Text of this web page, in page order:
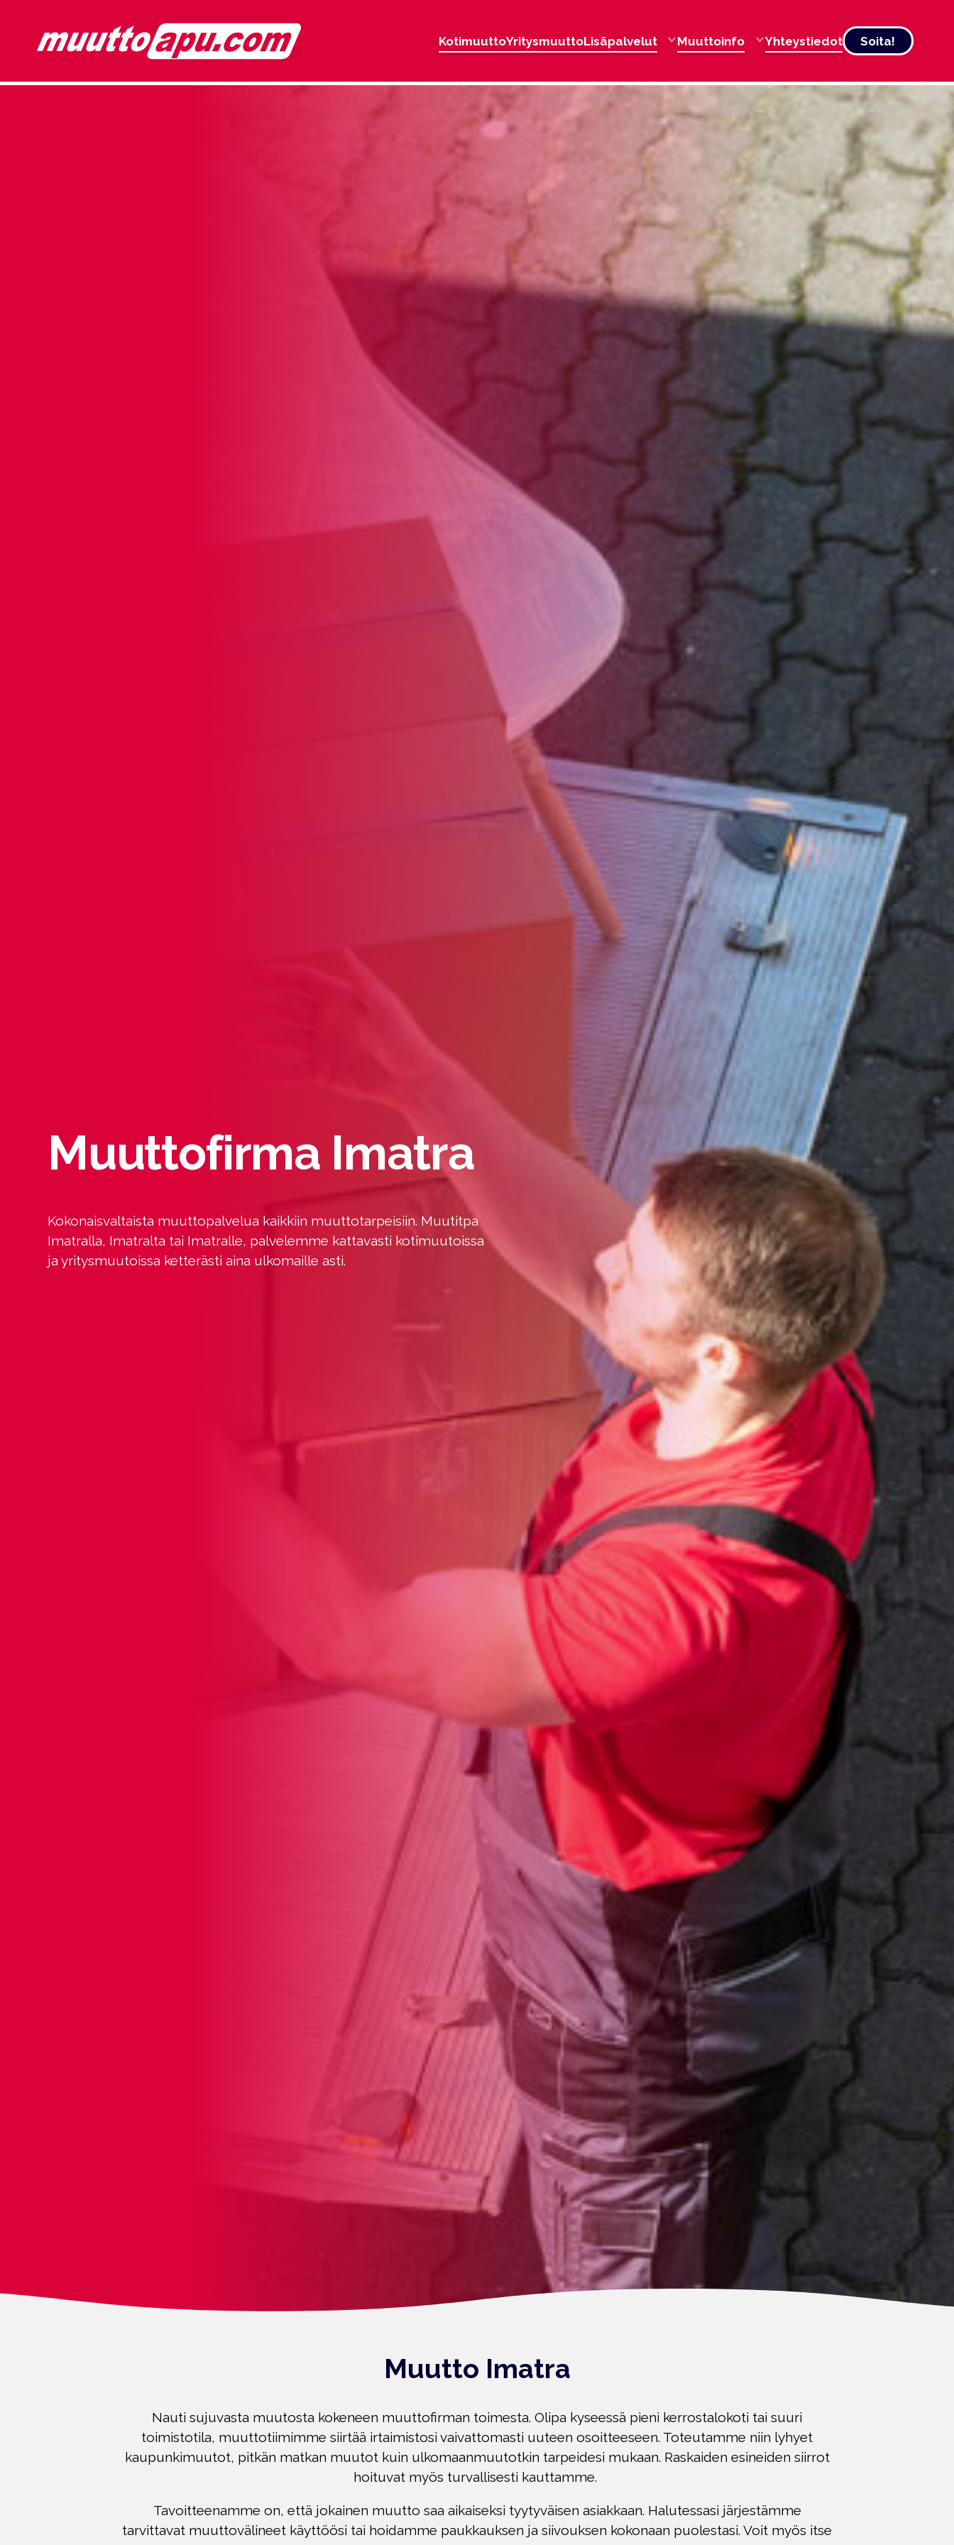
KotimuuttoYritysmuuttoLisäpalvelut Muuttoinfo Yhteystiedot Soita!
Muuttofirma Imatra
Kokonaisvaltaista muuttopalvelua kaikkiin muuttotarpeisiin. Muutitpa
Imatralla, Imatralta tai Imatralle, palvelemme kattavasti kotimuutoissa
ja yritysmuutoissa ketterästi aina ulkomaille asti.
Muutto Imatra
Nauti sujuvasta muutosta kokeneen muuttofirman toimesta. Olipa kyseessä pieni kerrostalokoti tai suuri
toimistotila, muuttotiimimme siirtää irtaimistosi vaivattomasti uuteen osoitteeseen. Toteutamme niin lyhyet
kaupunkimuutot, pitkän matkan muutot kuin ulkomaanmuutotkin tarpeidesi mukaan. Raskaiden esineiden siirrot
hoituvat myös turvallisesti kauttamme.
Tavoitteenamme on, että jokainen muutto saa aikaiseksi tyytyväisen asiakkaan. Halutessasi järjestämme
tarvittavat muuttovälineet käyttöösi tai hoidamme paukkauksen ja siivouksen kokonaan puolestasi. Voit myös itse